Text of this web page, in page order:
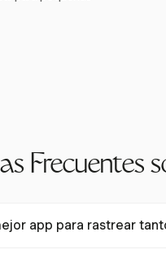
Frecuentes
app para rastrear